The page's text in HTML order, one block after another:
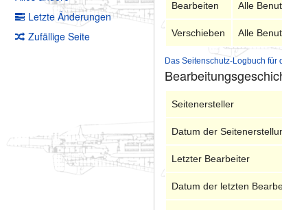
Letzte Änderungen
Zufällige Seite
Bearbeiten Alle
Verschieben Alle
Das Seitenschutz-Logbuch für
Seitenersteller
Datum der
Letzter Bearbeiter
Datum der letzten